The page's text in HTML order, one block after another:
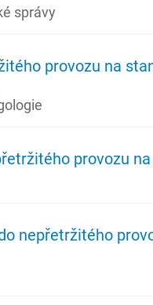
správy
provozu na
provozu
nepřetržitého